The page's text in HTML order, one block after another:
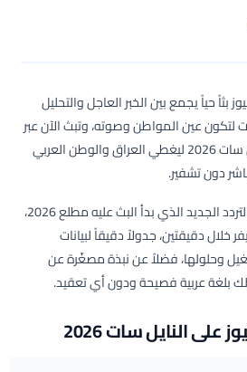
حياً يجمع بين الخبر العاجل والتحليل
لتكون عين المواطن وصوته، وتبث الآن عبر
أحدث تردد لها على قمر نايل سات 2026 ليغطي العراق والوطن العربي
دون تشفير.
في هذا المقال ستكتشف التردد الجديد الذي بدأ البث عليه مطلع 2026،
دقيقتين، جدولاً دقيقاً لبيانات
وحلولها، فضلاً عن نبذة مصغّرة عن
ذلك بلغة عربية فصيحة ودون أي تعقيد.
على النايل سات 2026